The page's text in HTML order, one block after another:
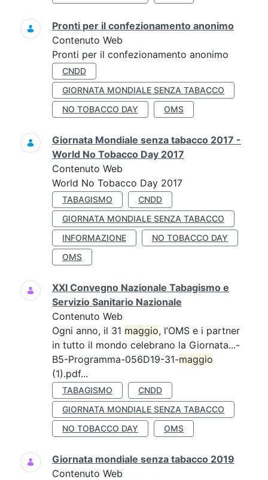
Pronti per il confezionamento anonimo
Contenuto Web
Pronti per il confezionamento anonimo
CNDD
GIORNATA MONDIALE SENZA TABACCO
NO TOBACCO DAY
OMS
Giornata Mondiale senza tabacco 2017 -
World No Tobacco Day 2017
Contenuto Web
World No Tobacco Day 2017
TABAGISMO
CNDD
GIORNATA MONDIALE SENZA TABACCO
INFORMAZIONE
NO TOBACCO DAY
OMS
XXI Convegno Nazionale Tabagismo e
Servizio Sanitario Nazionale
Contenuto Web
Ogni anno, il 31 maggio, l’OMS e i partner
in tutto il mondo celebrano la Giornata...-
B5-Programma-056D19-31-maggio
(1).pdf...
TABAGISMO
CNDD
GIORNATA MONDIALE SENZA TABACCO
NO TOBACCO DAY
OMS
Giornata mondiale senza tabacco 2019
Contenuto Web